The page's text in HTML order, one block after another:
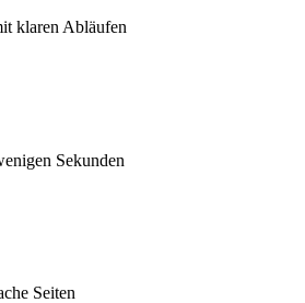
klaren Abläufen
Sekunden
Seiten